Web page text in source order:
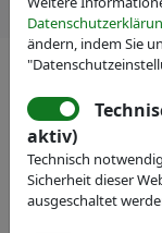
IVAM
Webseite
ändern, indem Sie
aktiv)
Technisch
Sicherheit dieser
ausgeschaltet